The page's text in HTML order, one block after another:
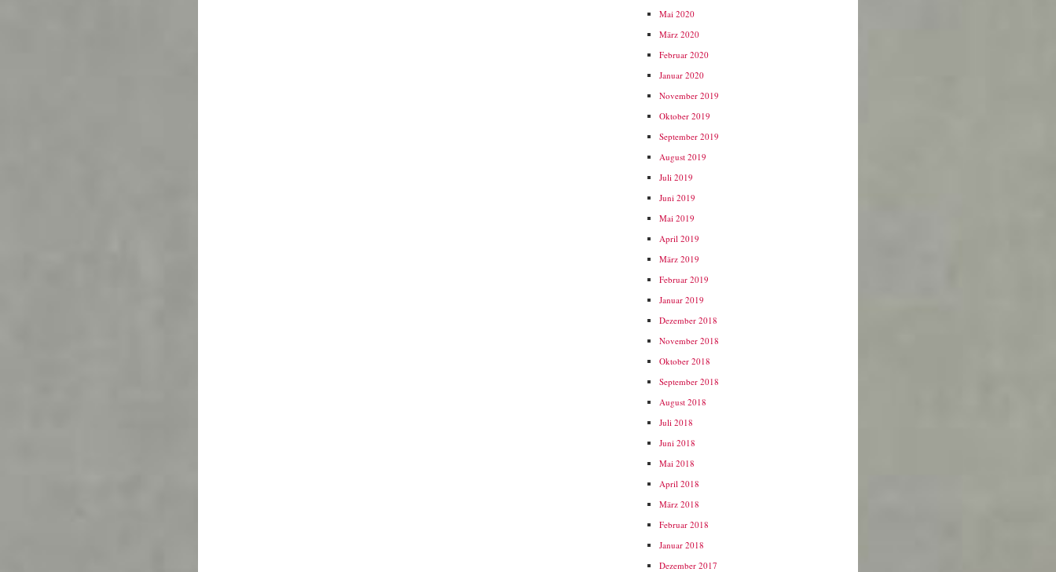
Mai 2020
März 2020
Februar 2020
Januar 2020
November 2019
Oktober 2019
September 2019
August 2019
Juli 2019
Juni 2019
Mai 2019
April 2019
März 2019
Februar 2019
Januar 2019
Dezember 2018
November 2018
Oktober 2018
September 2018
August 2018
Juli 2018
Juni 2018
Mai 2018
April 2018
März 2018
Februar 2018
Januar 2018
Dezember 2017